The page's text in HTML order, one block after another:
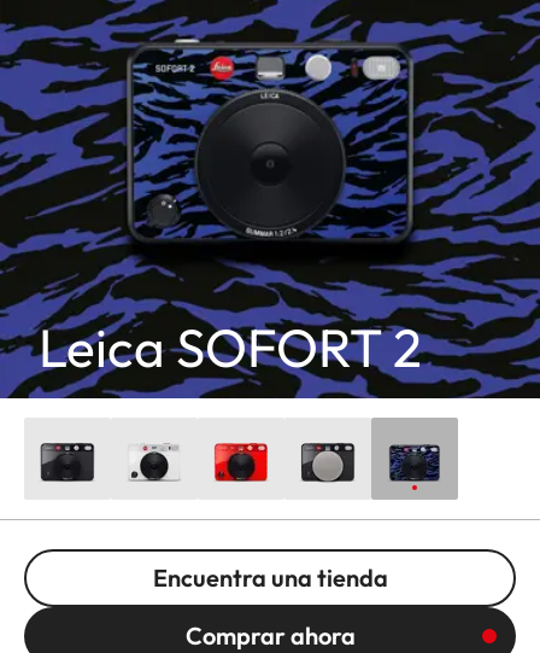
Leica SOFORT 2
Encuentra una tienda
Comprar ahora